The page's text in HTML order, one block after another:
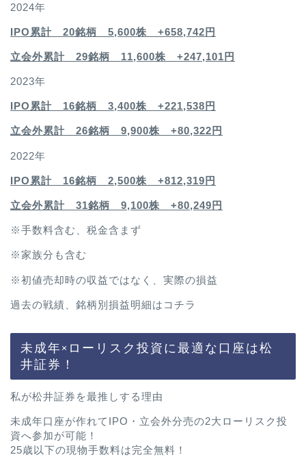
2024年
IPO累計 20銘柄 5,600株 +658,742円
立会外累計 29銘柄 11,600株 +247,101円
2023年
IPO累計 16銘柄 3,400株 +221,538円
立会外累計 26銘柄 9,900株 +80,322円
2022年
IPO累計 16銘柄 2,500株 +812,319円
立会外累計 31銘柄 9,100株 +80,249円
※手数料含む、税金含まず
※家族分も含む
※初値売却時の収益ではなく、実際の損益
過去の戦績、銘柄別損益明細は コチラ
未成年×ローリスク投資に最適な口座は松
井証券！
私が松井証券を最推しする理由
未成年口座が作れてIPO・立会外分売の2大ローリスク投
資へ参加が可能！
25歳以下の現物手数料は完全無料！